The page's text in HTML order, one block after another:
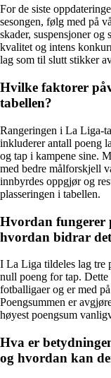
For de siste
sesongen, følg med på
skader, suspensjoner
kvalitet og intens
lag som til slutt stikker
Hvilke faktorer
tabellen?
Rangeringen i La Liga-
inkluderer antall poeng
og tap i kampene sine.
med bedre målforskjell
innbyrdes oppgjør og
plasseringen i tabellen.
Hvordan fungerer
hvordan bidrar
I La Liga tildeles lag tre
null poeng for tap. Dette
fotballigaer og er med
Poengsummen er
høyest poengsum
Hva er
og hvordan kan